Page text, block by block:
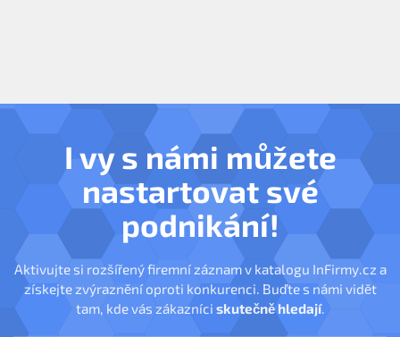
I vy s námi můžete
nastartovat své
podnikání!
Aktivujte si rozšířený firemní záznam v katalogu InFirmy.cz a
získejte zvýraznění oproti konkurenci. Buďte s námi vidět
tam, kde vás zákazníci skutečně hledají.